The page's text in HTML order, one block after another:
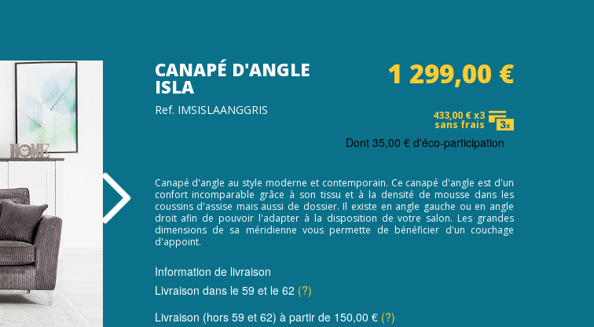
CANAPÉ D'ANGLE
ISLA
Ref. IMSISLAANGGRIS
1 299,00 €
433,00 € x3
sans frais
Dont35,00 € d'éco-participation
Canapé d'angle au style moderne et contemporain. Ce canapé d'angle est d'un
confort incomparable grâce à son tissu et à la densité de mousse dans les
coussins d'assise mais aussi de dossier. Il existe en angle gauche ou en angle
droit afin de pouvoir l'adapter à la disposition de votre salon. Les grandes
dimensions de sa méridienne vous permette de bénéficier d'un couchage
d'appoint.
Information de livraison
Livraison dans le 59 et le 62 (?)
Livraison (hors 59 et 62) à partir de 150,00 € (?)